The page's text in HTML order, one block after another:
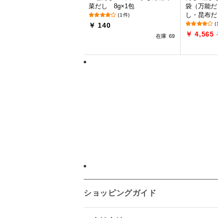
菜だし 8g×1包
(1件)
￥ 140
在庫 69
袋（万能
し・昆布
￥ 4,565
ショッピングガイド